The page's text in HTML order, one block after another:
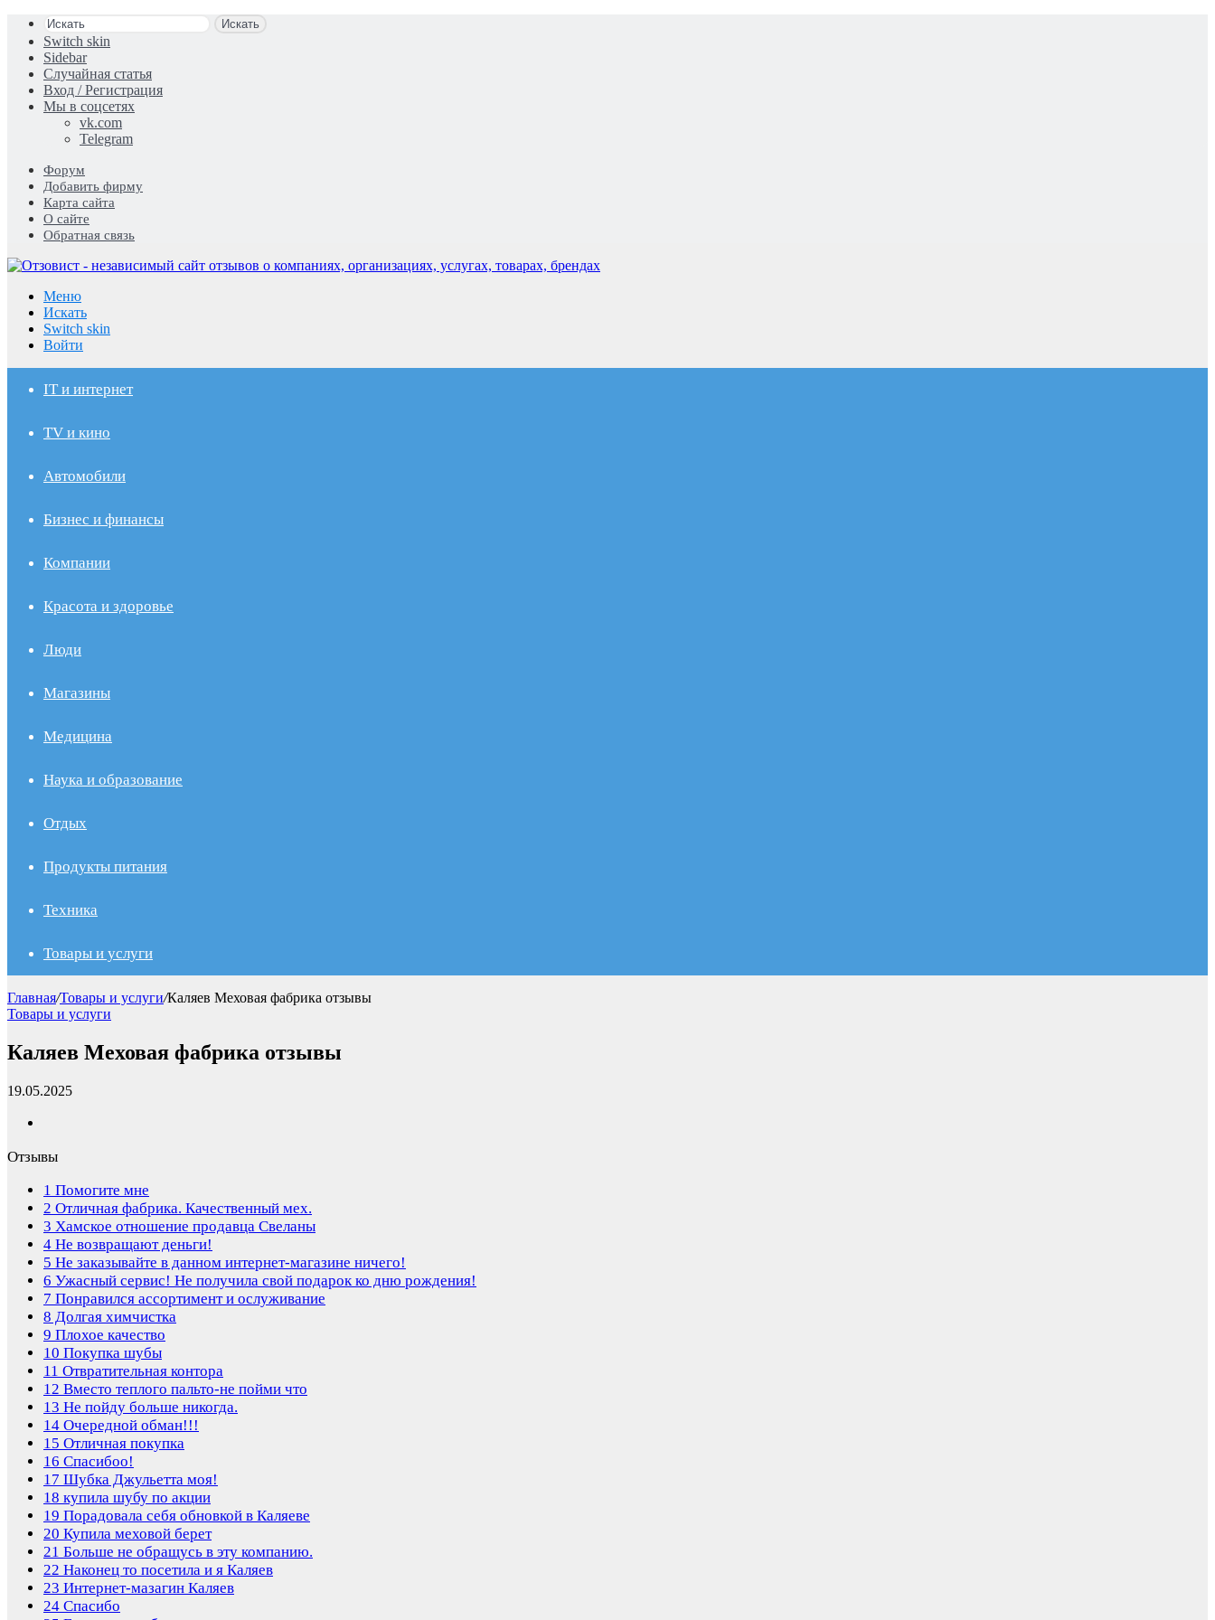
Искать
Switch skin
Sidebar
Случайная статья
Вход / Регистрация
Мы в соцсетях
vk.com
Telegram
Форум
Добавить фирму
Карта сайта
О сайте
Обратная связь
Меню
Искать
Switch skin
Войти
IT и интернет
TV и кино
Автомобили
Бизнес и финансы
Компании
Красота и здоровье
Люди
Магазины
Медицина
Наука и образование
Отдых
Продукты питания
Техника
Товары и услуги
Главная/Товары и услуги/Каляев Меховая фабрика отзывы
Товары и услуги
Каляев Меховая фабрика отзывы
19.05.2025
Отзывы
1 Помогите мне
2 Отличная фабрика. Качественный мех.
3 Хамское отношение продавца Свеланы
4 Не возвращают деньги!
5 Не заказывайте в данном интернет-магазине ничего!
6 Ужасный сервис! Не получила свой подарок ко дню рождения!
7 Понравился ассортимент и ослуживание
8 Долгая химчистка
9 Плохое качество
10 Покупка шубы
11 Отвратительная контора
12 Вместо теплого пальто-не пойми что
13 Не пойду больше никогда.
14 Очередной обман!!!
15 Отличная покупка
16 Спасибоо!
17 Шубка Джульетта моя!
18 купила шубу по акции
19 Порадовала себя обновкой в Каляеве
20 Купила меховой берет
21 Больше не обращусь в эту компанию.
22 Наконец то посетила и я Каляев
23 Интернет-мазагин Каляев
24 Спасибо